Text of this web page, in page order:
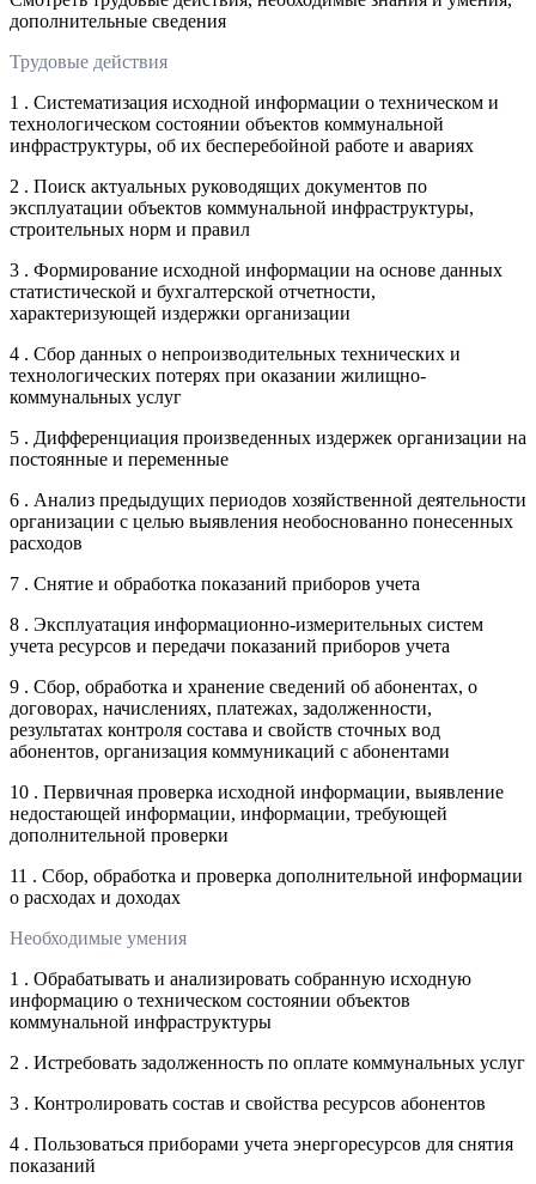
дополнительные сведения
Трудовые действия
1 . Систематизация исходной информации о техническом и
технологическом состоянии объектов коммунальной
инфраструктуры, об их бесперебойной работе и авариях
2 . Поиск актуальных руководящих документов по
эксплуатации объектов коммунальной инфраструктуры,
строительных норм и правил
3 . Формирование исходной информации на основе данных
статистической и бухгалтерской отчетности,
характеризующей издержки организации
4 . Сбор данных о непроизводительных технических и
технологических потерях при оказании жилищно-
коммунальных услуг
5 . Дифференциация произведенных издержек организации на
постоянные и переменные
6 . Анализ предыдущих периодов хозяйственной деятельности
организации с целью выявления необоснованно понесенных
расходов
7 . Снятие и обработка показаний приборов учета
8 . Эксплуатация информационно-измерительных систем
учета ресурсов и передачи показаний приборов учета
9 . Сбор, обработка и хранение сведений об абонентах, о
договорах, начислениях, платежах, задолженности,
результатах контроля состава и свойств сточных вод
абонентов, организация коммуникаций с абонентами
10 . Первичная проверка исходной информации, выявление
недостающей информации, информации, требующей
дополнительной проверки
11 . Сбор, обработка и проверка дополнительной информации
о расходах и доходах
Необходимые умения
1 . Обрабатывать и анализировать собранную исходную
информацию о техническом состоянии объектов
коммунальной инфраструктуры
2 . Истребовать задолженность по оплате коммунальных услуг
3 . Контролировать состав и свойства ресурсов абонентов
4 . Пользоваться приборами учета энергоресурсов для снятия
показаний